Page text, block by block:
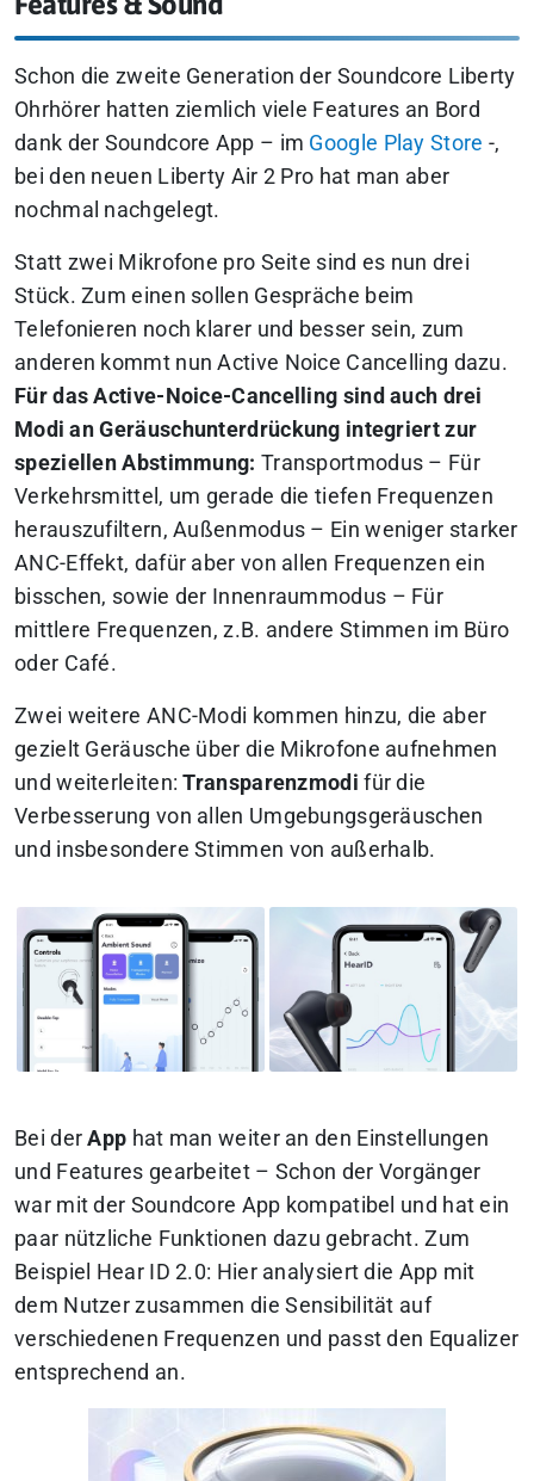
Schon die zweite Generation der Soundcore Liberty
Ohrhörer hatten ziemlich viele Features an Bord
dank der Soundcore App – im Google Play Store -,
bei den neuen Liberty Air 2 Pro hat man aber
nochmal nachgelegt.
Statt zwei Mikrofone pro Seite sind es nun drei
Stück. Zum einen sollen Gespräche beim
Telefonieren noch klarer und besser sein, zum
anderen kommt nun Active Noice Cancelling dazu.
Für das Active-Noice-Cancelling sind auch drei
Modi an Geräuschunterdrückung integriert zur
speziellen Abstimmung: Transportmodus – Für
Verkehrsmittel, um gerade die tiefen Frequenzen
herauszufiltern,Außenmodus – Ein weniger starker
ANC-Effekt, dafür aber von allen Frequenzen ein
bisschen, sowie der Innenraummodus – Für
mittlere Frequenzen, z.B. andere Stimmen im Büro
oder Café.
Zwei weitere ANC-Modi kommen hinzu, die aber
gezielt Geräusche über die Mikrofone aufnehmen
und weiterleiten:Transparenzmodi für die
Verbesserung von allen Umgebungsgeräuschen
und insbesondere Stimmen von außerhalb.
Bei derApp hat man weiter an den Einstellungen
und Features gearbeitet – Schon der Vorgänger
war mit der Soundcore App kompatibel und hat ein
paar nützliche Funktionen dazu gebracht. Zum
Beispiel Hear ID 2.0: Hier analysiert die App mit
dem Nutzer zusammen die Sensibilität auf
verschiedenen Frequenzen und passt den Equalizer
entsprechend an.